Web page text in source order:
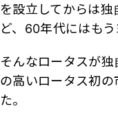
を設立してからは
ど、60年代にはも
そんなロータスが
の高いロータス初
た。